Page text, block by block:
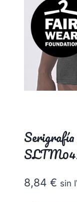
Serigrafía
8,84 € sin